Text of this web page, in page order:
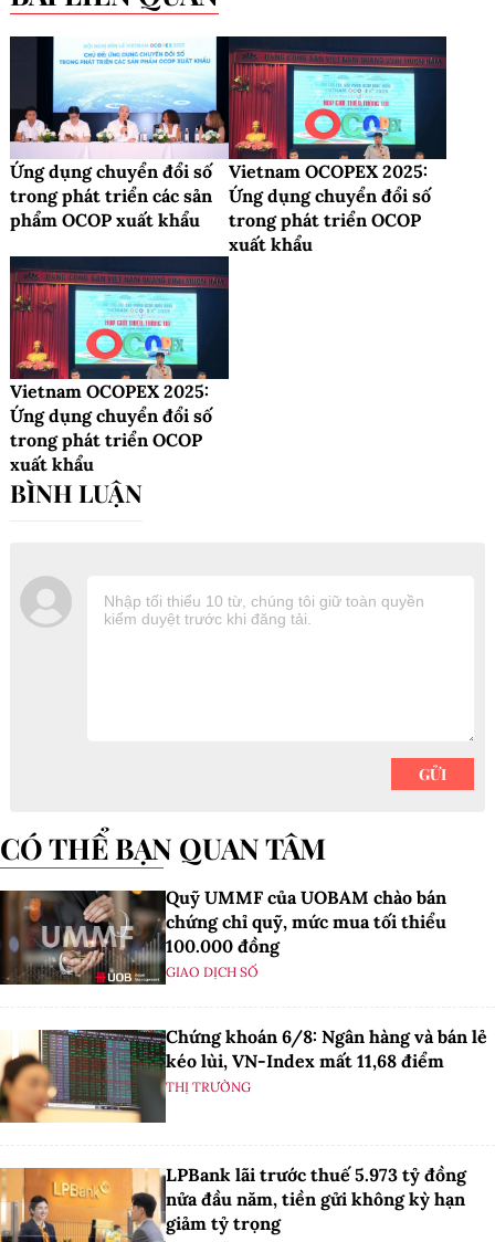
Ứng dụng chuyển đổi số
trong phát triển các sản
phẩm OCOP xuất khẩu
Vietnam OCOPEX 2025:
Ứng dụng chuyển đổi số
trong phát triển OCOP
xuất khẩu
Vietnam OCOPEX 2025:
Ứng dụng chuyển đổi số
trong phát triển OCOP
xuất khẩu
CÓ THỂ BẠN QUAN TÂM
Quỹ UMMF của UOBAM chào bán
chứng chỉ quỹ, mức mua tối thiểu
100.000 đồng
GIAO DỊCH SỐ
Chứng khoán 6/8: Ngân hàng và bán lẻ
kéo lùi, VN-Index mất 11,68 điểm
THỊ TRƯỜNG
LPBank lãi trước thuế 5.973 tỷ đồng
nửa đầu năm, tiền gửi không kỳ hạn
giảm tỷ trọng